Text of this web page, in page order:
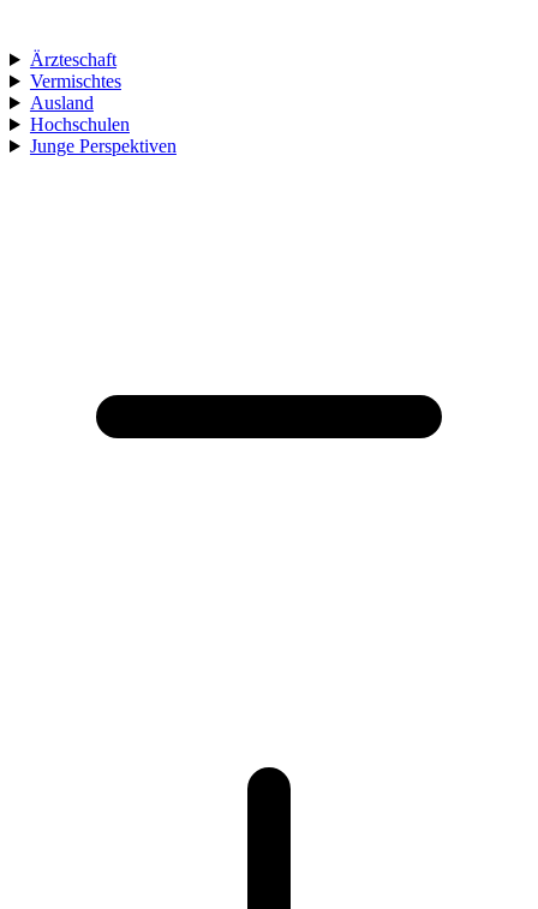
Ärzteschaft
Vermischtes
Ausland
Hochschulen
Junge Perspektiven